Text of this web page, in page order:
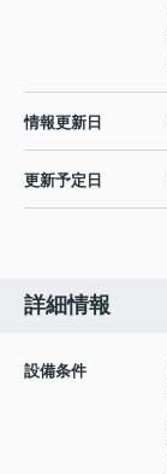
情報更新日
更新予定日
詳細情報
設備条件